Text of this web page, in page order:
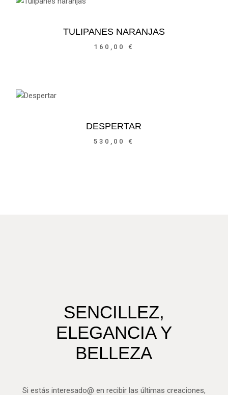
TULIPANES NARANJAS
160,00 €
DESPERTAR
530,00 €
SENCILLEZ,
ELEGANCIA Y
BELLEZA
Si estás interesado@ en recibir las últimas creaciones,